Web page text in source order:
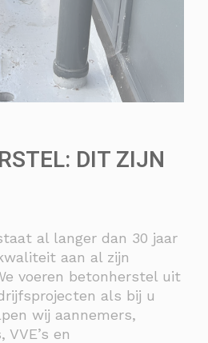
DIT ZIJN
al langer dan 30 jaar
aan al zijn
voeren betonherstel uit
als bij u
wij aannemers,
en